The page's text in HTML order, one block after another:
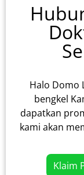
Halo Domo
bengkel
dapatkan
kami akan
Klaim